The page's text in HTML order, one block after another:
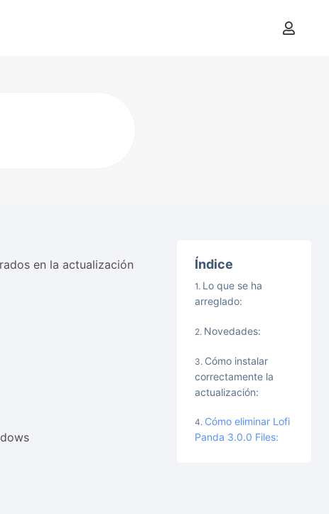
en la actualización
Índice
Lo que se ha
arreglado:
Novedades:
Cómo instalar
correctamente la
actualización:
Cómo eliminar Lofi
Panda 3.0.0 Files: